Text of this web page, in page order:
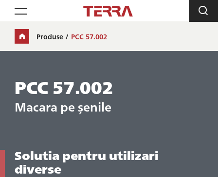
Toggle navigation
Produse PCC 57.002
PCC 57.002
Macara pe șenile
Solutia pentru utilizari
diverse